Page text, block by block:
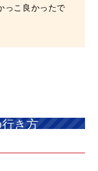
っこ良かったで
き方